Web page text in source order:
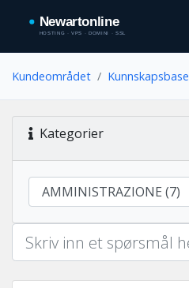
Kundeområdet Kunnskapsbase
Kategorier